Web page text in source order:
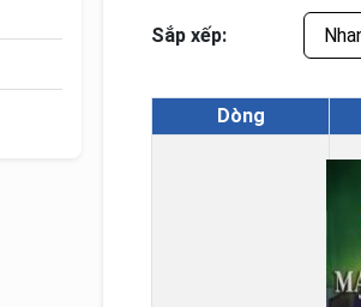
Sắp xếp:
Dòng